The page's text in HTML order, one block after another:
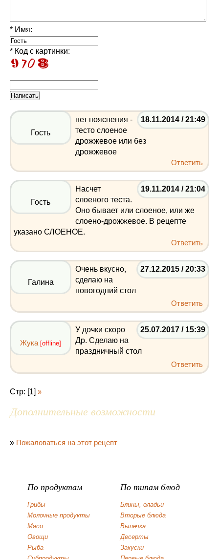
* Имя:
* Код с картинки:
18.11.2014 / 21:49
Гость
нет пояснения -
тесто слоеное
дрожжевое или без
дрожжевое
Ответить
19.11.2014 / 21:04
Гость
Насчет
слоеного теста.
Оно бывает или слоеное, или же
слоено-дрожжевое. В рецепте
указано СЛОЕНОЕ.
Ответить
27.12.2015 / 20:33
Галина
Очень вкусно,
сделаю на
новогодний стол
Ответить
25.07.2017 / 15:39
Жука [offline]
У дочки скоро
Др. Сделаю на
праздничный стол
Ответить
Стр: [1] »
Дополнительные возможности
» Пожаловаться на этот рецепт
По продуктам
Грибы
Молочные продукты
Мясо
Овощи
Рыба
По типам блюд
Блины, оладьи
Вторые блюда
Выпечка
Десерты
Закуски